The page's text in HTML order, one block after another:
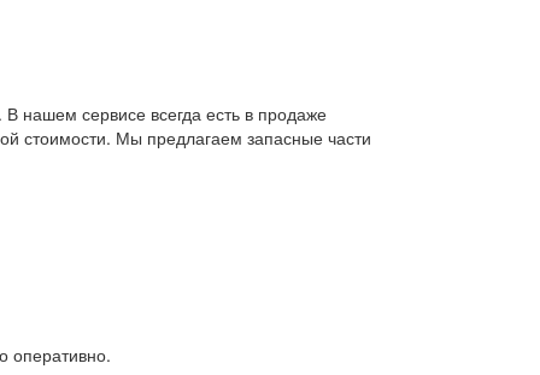
нашем сервисе всегда есть в продаже
стоимости. Мы предлагаем запасные части
оперативно.